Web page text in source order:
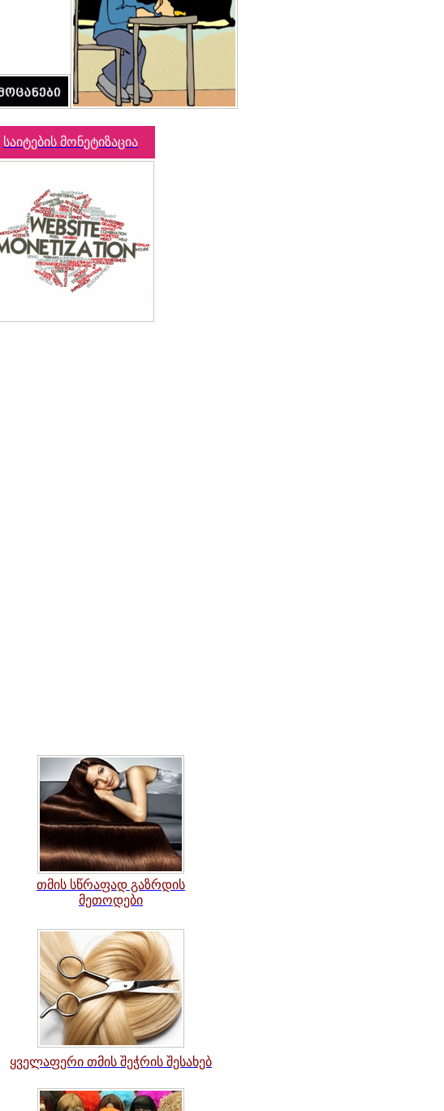
საიტების მონეტიზაცია
თმის სწრაფად გაზრდის
მეთოდები
ყველაფერი თმის შეჭრის შესახებ